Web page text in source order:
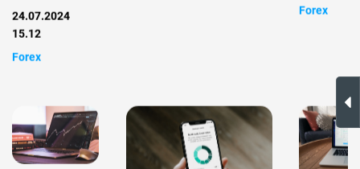
24.07.2024
15.12
Forex
Forex